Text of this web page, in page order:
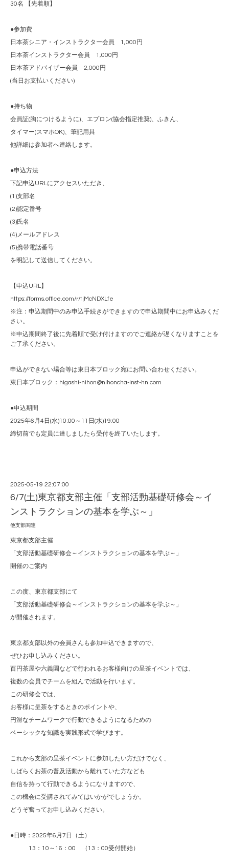
30名 【先着順】
●参加費
日本茶シニア・インストラクター会員 1,000円
日本茶インストラクター会員 1,000円
日本茶アドバイザー会員 2,000円
(当日お支払いください)
●持ち物
会員証(胸につけるように)、エプロン(協会指定推奨)、ふきん、
タイマー(スマホOK)、筆記用具
他詳細は参加者へ連絡します。
●申込方法
下記申込URLにアクセスいただき、
(1)支部名
(2)認定番号
(3)氏名
(4)メールアドレス
(5)携帯電話番号
を明記して送信してください。
【申込URL】
https://forms.office.com/r/tjMcNDXLfe
※注：申込期間中のみ申込手続きができますので申込期間中にお申込みくだ
さい。
※申込期間終了後に先着順で受け付けますのでご連絡が遅くなりますことを
ご了承ください。
申込ができない場合等は東日本ブロック宛にお問い合わせください。
東日本ブロック：higashi-nihon@nihoncha-inst-hn.com
●申込期間
2025年6月4日(水)10:00～11日(水)19:00
締切前でも定員に達しましたら受付を終了いたします。
2025-05-19 22:07:00
6/7(土)東京都支部主催「支部活動基礎研修会～イ
ンストラクションの基本を学ぶ～」
他支部関連
東京都支部主催
「支部活動基礎研修会～インストラクションの基本を学ぶ～」
開催のご案内
この度、東京都支部にて
「支部活動基礎研修会～インストラクションの基本を学ぶ～」
が開催されます。
東京都支部以外の会員さんも参加申込できますので、
ぜひお申し込みください。
百円茶屋や六義園などで行われるお客様向けの呈茶イベントでは、
複数の会員でチームを組んで活動を行います。
この研修会では、
お客様に呈茶をするときのポイントや、
円滑なチームワークで行動できるようになるための
ベーシックな知識を実践形式で学びます。
これから支部の呈茶イベントに参加したい方だけでなく、
しばらくお茶の普及活動から離れていた方なども
自信を持って行動できるようになりますので、
この機会に受講されてみてはいかがでしょうか。
どうぞ奮ってお申し込みください。
●日時：2025年6月7日（土）
13：10～16：00 （13：00受付開始）